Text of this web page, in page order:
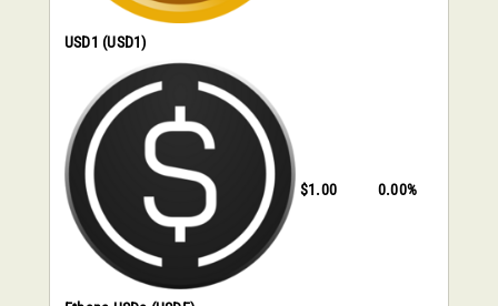
USD1 (USD1)
$1.00 0.00%